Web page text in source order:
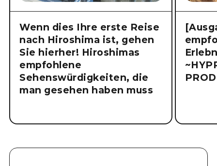
Wenn dies Ihre erste Reise
nach Hiroshima ist, gehen
Sie hierher! Hiroshimas
empfohlene
Sehenswürdigkeiten, die
man gesehen haben muss